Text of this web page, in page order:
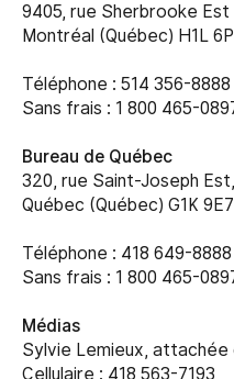
9405, rue Sherbrooke Est
Montréal (Québec) H1L
Téléphone : 514 356-8888
Sans frais : 1 800 465-
Bureau de Québec
320, rue Saint-Joseph
Québec (Québec) G1K 9E7
Téléphone : 418 649-8888
Sans frais : 1 800 465-
Médias
Sylvie Lemieux, attachée
Cellulaire : 418 563-7193